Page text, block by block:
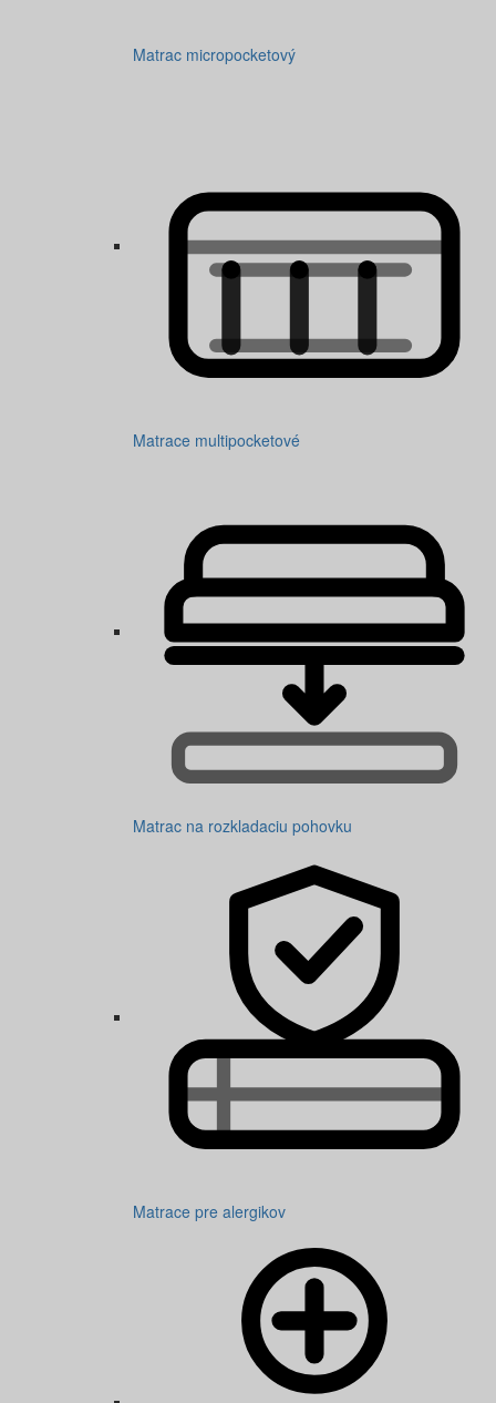
Matrac micropocketový
Matrace multipocketové
Matrac na rozkladaciu pohovku
Matrace pre alergikov